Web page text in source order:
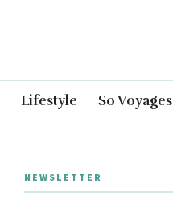
Lifestyle So Voyages
NEWSLETTER